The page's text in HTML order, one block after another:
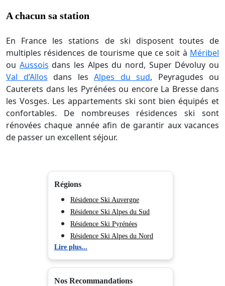
A chacun sa station
En France les stations de ski disposent toutes de
multiples résidences de tourisme que ce soit à Méribel
ou Aussois dans les Alpes du nord, Super Dévoluy ou
Val d’Allos dans les Alpes du sud, Peyragudes ou
Cauterets dans les Pyrénées ou encore La Bresse dans
les Vosges. Les appartements ski sont bien équipés et
confortables. De nombreuses résidences ski sont
rénovées chaque année afin de garantir aux vacances
de passer un excellent séjour.
Régions
Résidence Ski Auvergne
Résidence Ski Alpes du Sud
Résidence Ski Pyrénées
Résidence Ski Alpes du Nord
Lire plus...
Nos Recommandations